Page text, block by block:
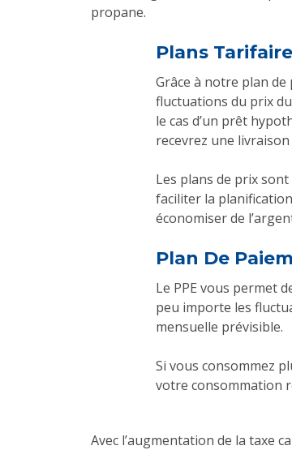
propane.
Plans
Grâce à notre plan
fluctuations du prix
le cas d’un prêt
recevrez une
Les plans de prix
faciliter la
économiser de
Plan De
Le PPE vous permet
peu importe les
mensuelle prévisible.
Si vous consommez
votre consommation
Avec l’augmentation de la taxe